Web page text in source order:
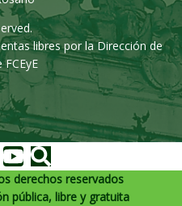
libres por la Dirección de
derechos reservados
pública, libre y gratuita